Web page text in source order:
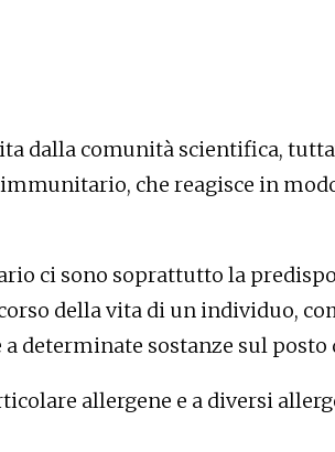
dalla comunità scientifica,
che reagisce in
ci sono soprattutto la
della vita di un individuo,
determinate sostanze sul posto
allergene e a diversi